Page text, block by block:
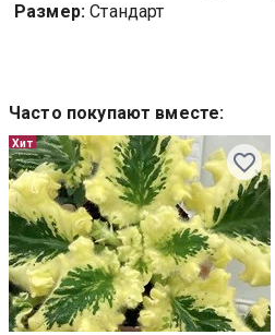
Размер: Стандарт
Часто покупают вместе:
Хит